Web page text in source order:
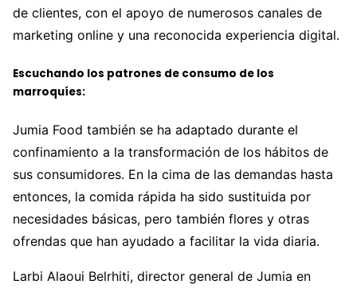
de clientes, con el apoyo de numerosos canales de
marketing online y una reconocida experiencia digital.
Escuchando los patrones de consumo de los
marroquíes:
Jumia Food también se ha adaptado durante el
confinamiento a la transformación de los hábitos de
sus consumidores. En la cima de las demandas hasta
entonces, la comida rápida ha sido sustituida por
necesidades básicas, pero también flores y otras
ofrendas que han ayudado a facilitar la vida diaria.
Larbi Alaoui Belrhiti, director general de Jumia en